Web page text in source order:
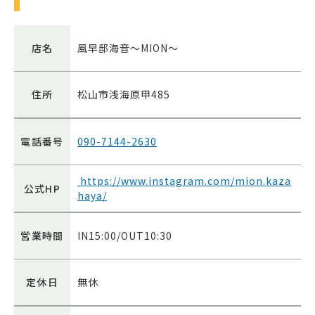
店名 風早邸海音～MION～
住所 松山市浅海原甲485
電話番号 090-7144-2630
公式HP
https://www.instagram.com/mion.kaza
haya/
営業時間 IN15:00/OUT10:30
定休日 無休